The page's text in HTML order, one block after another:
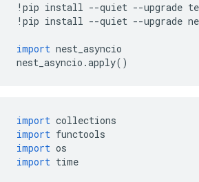
! pip install --quiet --upgrade
! pip install --quiet --upgrade
import nest_asyncio
nest_asyncio .apply()
import collections
import functools
import os
import time